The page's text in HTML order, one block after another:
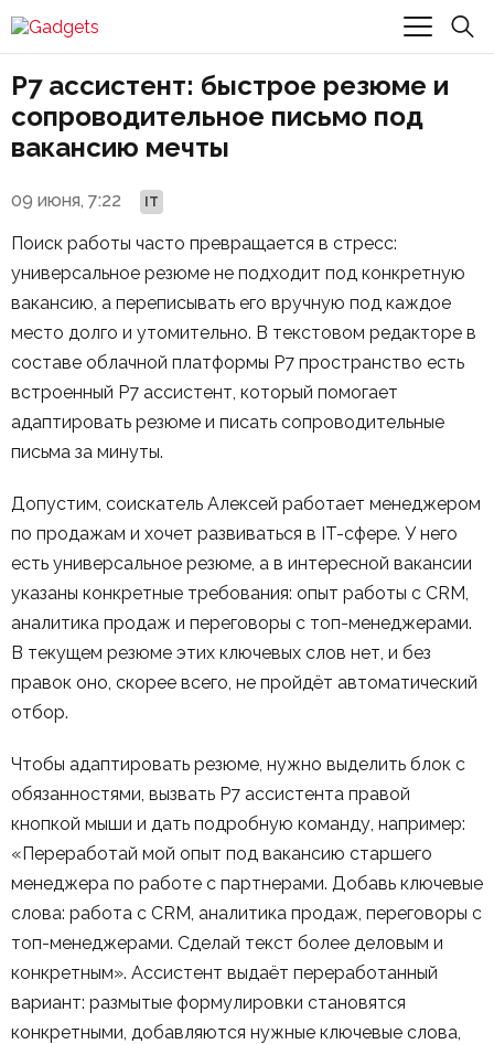
Р7 ассистент: быстрое резюме и
сопроводительное письмо под
вакансию мечты
09 июня, 7:22 IT
Поиск работы часто превращается в стресс:
универсальное резюме не подходит под конкретную
вакансию, а переписывать его вручную под каждое
место долго и утомительно. В текстовом редакторе в
составе облачной платформы Р7 пространство есть
встроенный Р7 ассистент, который помогает
адаптировать резюме и писать сопроводительные
письма за минуты.
Допустим, соискатель Алексей работает менеджером
по продажам и хочет развиваться в IT-сфере. У него
есть универсальное резюме, а в интересной вакансии
указаны конкретные требования: опыт работы с CRM,
аналитика продаж и переговоры с топ-менеджерами.
В текущем резюме этих ключевых слов нет, и без
правок оно, скорее всего, не пройдёт автоматический
отбор.
Чтобы адаптировать резюме, нужно выделить блок с
обязанностями, вызвать Р7 ассистента правой
кнопкой мыши и дать подробную команду, например:
«Переработай мой опыт под вакансию старшего
менеджера по работе с партнерами. Добавь ключевые
слова: работа с CRM, аналитика продаж, переговоры с
топ-менеджерами. Сделай текст более деловым и
конкретным». Ассистент выдаёт переработанный
вариант: размытые формулировки становятся
конкретными, добавляются нужные ключевые слова,